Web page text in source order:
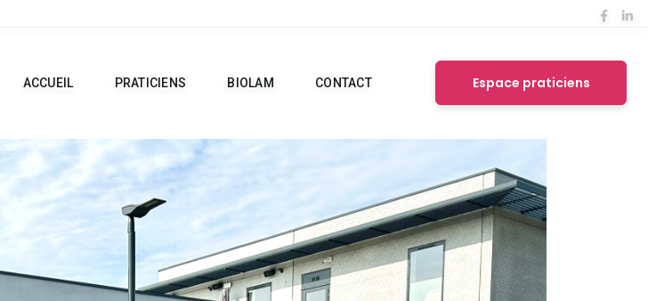
ACCUEIL PRATICIENS BIOLAM CONTACT Espace praticiens